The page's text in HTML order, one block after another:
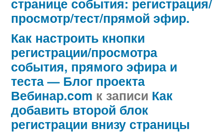
просмотр/тест/прямой эфир.
Как настроить кнопки
регистрации/просмотра
события, прямого эфира и
теста — Блог проекта
Вебинар.com к записи Как
добавить второй блок
регистрации внизу страницы